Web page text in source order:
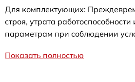
Для комплектующих:
строя, утрата
параметрам при соблюдении
Показать полностью